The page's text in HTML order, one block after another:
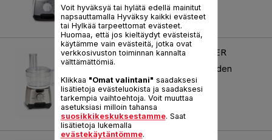
STORE'INN - 2L JAMIE OLIVER
Lisävarusteesi ovat aina käden
ulottuvilla.
Viite :DO250DA2
Voit hyväksyä tai hylätä edellä mainitut
napsauttamalla Hyväksy kaikki evästeet
tai Hylkää tarpeettomat evästeet.
Huomaa, että jos kieltäydyt evästeistä,
käytämme vain evästeitä, jotka ovat
verkkosivuston toiminnan kannalta
välttämättömiä.
Klikkaa "Omat valintani" saadaksesi
lisätietoja evästeluokista ja saadaksesi
tarkempia vaihtoehtoja. Voit muuttaa
asetuksiasi milloin tahansa
suosikkikeskuksestamme. Saat
lisätietoja lukemalla
evästekäytäntömme.